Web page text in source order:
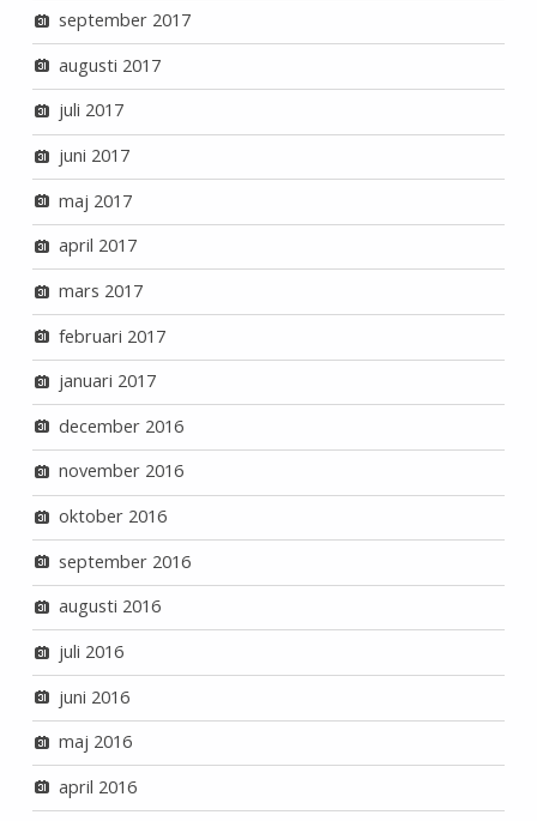
september 2017
augusti 2017
juli 2017
juni 2017
maj 2017
april 2017
mars 2017
februari 2017
januari 2017
december 2016
november 2016
oktober 2016
september 2016
augusti 2016
juli 2016
juni 2016
maj 2016
april 2016